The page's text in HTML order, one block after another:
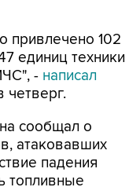
привлечено 102
единиц техники
- написал
сообщал о
атаковавших
падения
топливные